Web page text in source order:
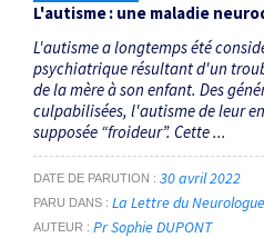
L'autisme : une maladie
L'autisme a longtemps été
psychiatrique résultant d'un
de la mère à son enfant. Des
culpabilisées, l'autisme de leur
supposée “froideur”. Cette ...
DATE DE PARUTION 30 avril 2022
PARU DANS La Lettre du
AUTEUR Pr Sophie DUPONT